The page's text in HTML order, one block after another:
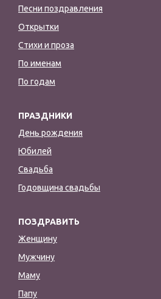
Песни поздравления
Открытки
Стихи и проза
По именам
По годам
ПРАЗДНИКИ
День рождения
Юбилей
Свадьба
Годовщина свадьбы
ПОЗДРАВИТЬ
Женщину
Мужчину
Маму
Папу